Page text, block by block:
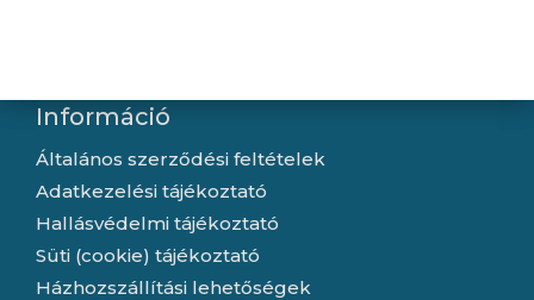
Információ
Általános szerződési feltételek
Adatkezelési tájékoztató
Hallásvédelmi tájékoztató
Süti (cookie) tájékoztató
Házhozszállítási lehetőségek